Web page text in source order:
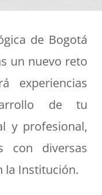
de Bogotá
un nuevo reto
experiencias
de tu
y profesional,
con diversas
la Institución.